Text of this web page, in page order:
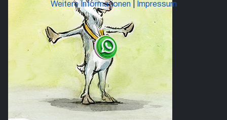
Weitere Informationen| Impressum